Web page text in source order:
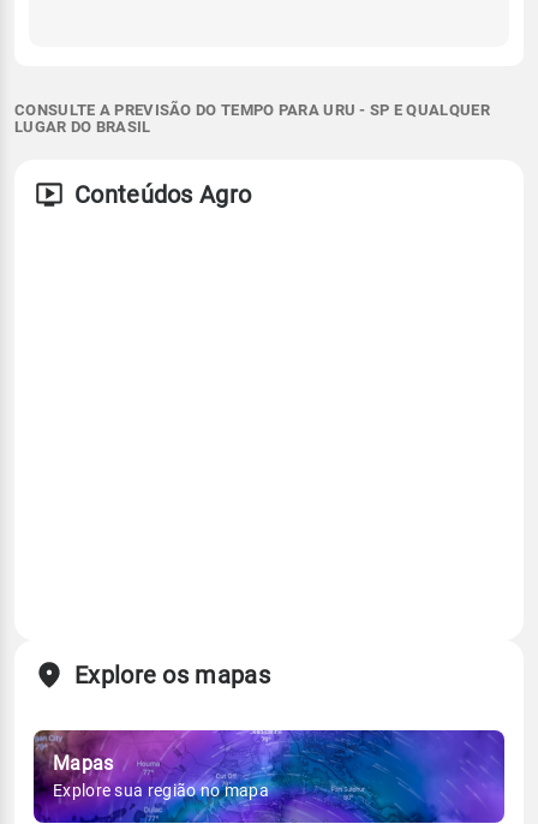
CONSULTE A PREVISÃO DO TEMPO PARA URU - SP E QUALQUER
LUGAR DO BRASIL
Conteúdos Agro
Explore os mapas
Mapas
Explore sua região no mapa